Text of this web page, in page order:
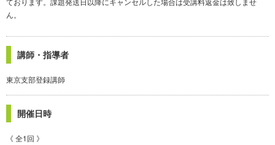
ん。
講師・指導者
東京支部登録講師
開催日時
《 全1回 》